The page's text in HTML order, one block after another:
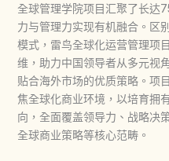
全球管理学院项目汇聚了长达
力与管理力实现有机融合。区
模式，雷鸟全球化运营管理项
维，助力中国领导者从多元视
贴合海外市场的优质策略。项
焦全球化商业环境，以培育拥
向，全面覆盖领导力、战略决
全球商业策略等核心范畴。